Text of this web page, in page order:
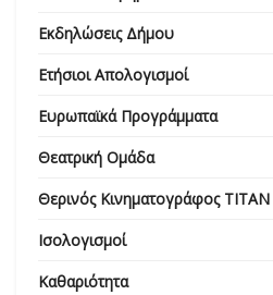
Εκδηλώσεις Δήμου
Ετήσιοι Απολογισμοί
Ευρωπαϊκά Προγράμματα
Θεατρική Ομάδα
Θερινός Κινηματογράφος ΤΙΤΑΝ
Ισολογισμοί
Καθαριότητα